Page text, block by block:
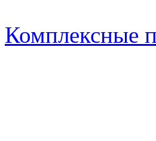
Комплексные